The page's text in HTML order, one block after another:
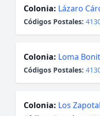
Colonia: Lázaro
Códigos Postales:
Colonia: Loma
Códigos Postales:
Colonia: Los